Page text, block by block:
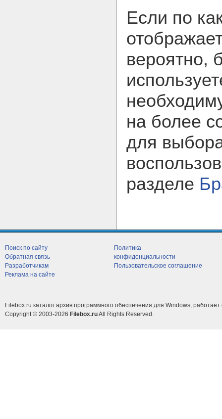
Если по
вероятно,
на более
для
разделе
Поиск по сайту
Обратная связь
Разработчикам
Реклама на сайте
Политика
конфиденциальности
Пользовательское соглашение
Filebox.ru каталог архив программного обеспечения для Windows, работает
Copyright © 2003-2026 Filebox.ruAll Rights Reserved.